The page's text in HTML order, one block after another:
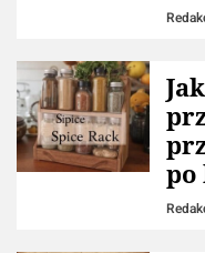
po